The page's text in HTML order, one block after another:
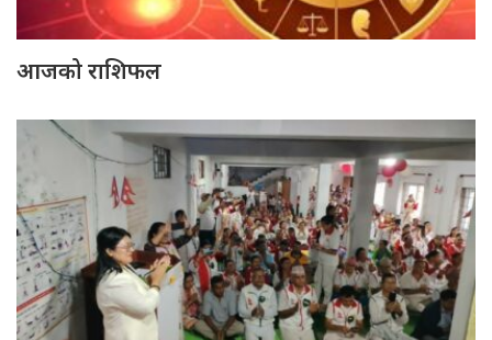
आजको राशिफल